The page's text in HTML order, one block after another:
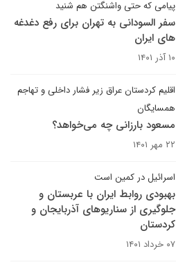
پیامی که حتی واشنگتن هم شنید
سفر السودانی به تهران برای رفع دغدغه
های ایران
۱۰ آذر ۱۴۰۱
اقلیم کردستان عراق زیر فشار داخلی و تهاجم
همسایگان
مسعود بارزانی چه می‌خواهد؟
۲۲ مهر ۱۴۰۱
اسرائیل در کمین است
بهبودی روابط ایران با عربستان و
جلوگیری از سناریوهای آذربایجان و
کردستان
۰۷ خرداد ۱۴۰۱